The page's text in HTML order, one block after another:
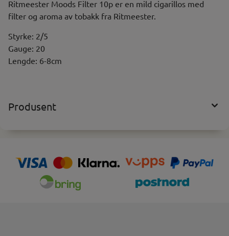
Ritmeester Moods Filter 10p er en mild cigarillos med
filter og aroma av tobakk fra Ritmeester.
Styrke: 2/5
Gauge: 20
Lengde: 6-8cm
Produsent